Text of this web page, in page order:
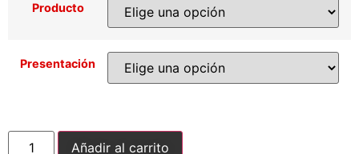
Producto
Presentación
Añadir al carrito